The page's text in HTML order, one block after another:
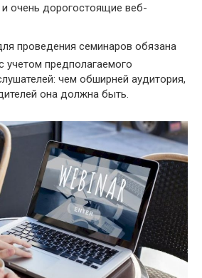
и очень дорогостоящие веб-
проведения семинаров обязана
учетом предполагаемого
чем обширней аудитория,
она должна быть.